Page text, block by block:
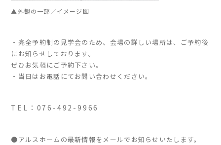
▲外観の一部／イメージ図
・完全予約制の見学会のため、会場の詳しい場所は、ご予約後
にお知らせしております。
ぜひお気軽にご予約下さい。
・当日はお電話にてお問い合わせください。
TEL：076-492-9966
●アルスホームの最新情報をメールでお知らせいたします。